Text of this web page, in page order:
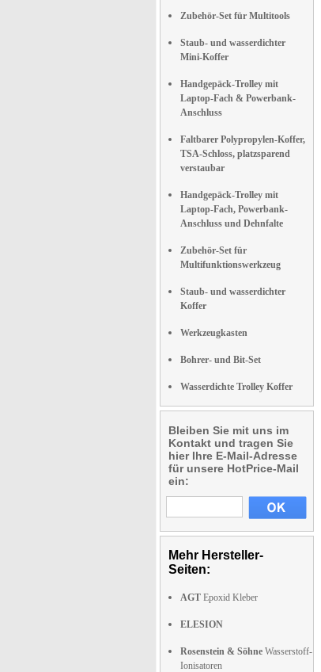
Zubehör-Set für Multitools
Staub- und wasserdichter
Mini-Koffer
Handgepäck-Trolley mit
Laptop-Fach & Powerbank-
Anschluss
Faltbarer Polypropylen-Koffer,
TSA-Schloss, platzsparend
verstaubar
Handgepäck-Trolley mit
Laptop-Fach, Powerbank-
Anschluss und Dehnfalte
Zubehör-Set für
Multifunktionswerkzeug
Staub- und wasserdichter
Koffer
Werkzeugkasten
Bohrer- und Bit-Set
Wasserdichte Trolley Koffer
Bleiben Sie mit uns im
Kontakt und tragen Sie
hier Ihre E-Mail-Adresse
für unsere HotPrice-Mail
ein:
Mehr Hersteller-
Seiten:
AGT Epoxid Kleber
ELESION
Rosenstein & Söhne Wasserstoff-
Ionisatoren